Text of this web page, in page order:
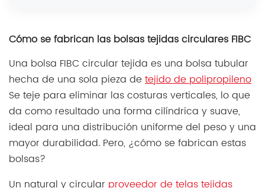
Cómo se fabrican las bolsas tejidas circulares FIBC
Una bolsa FIBC circular tejida es una bolsa tubular
hecha de una sola pieza de tejido de polipropileno
Se teje para eliminar las costuras verticales, lo que
da como resultado una forma cilíndrica y suave,
ideal para una distribución uniforme del peso y una
mayor durabilidad. Pero, ¿cómo se fabrican estas
bolsas?
Un natural y circular proveedor de telas tejidas